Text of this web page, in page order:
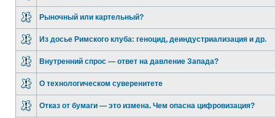
Рыночный или картельный?
Из досье Римского клуба: геноцид, деиндустриализация и др.
Внутренний спрос — ответ на давление Запада?
О технологическом суверенитете
Отказ от бумаги — это измена. Чем опасна цифровизация?